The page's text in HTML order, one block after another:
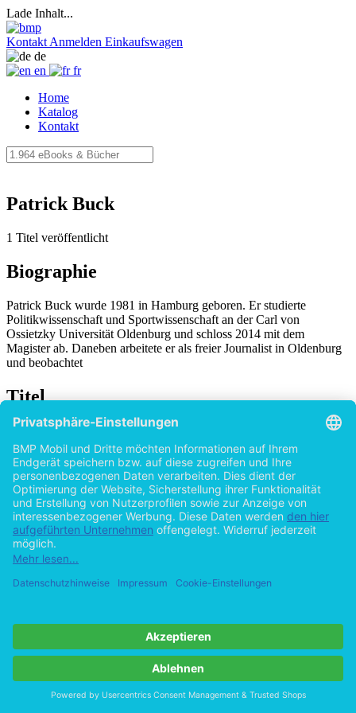
Lade Inhalt...
Kontakt Anmelden Einkaufswagen
de
en
fr
Home
Katalog
Kontakt
Patrick Buck
1 Titel veröffentlicht
Biographie
Patrick Buck wurde 1981 in Hamburg geboren. Er studierte
Politikwissenschaft und Sportwissenschaft an der Carl von
Ossietzky Universität Oldenburg und schloss 2014 mit dem
Magister ab. Daneben arbeitete er als freier Journalist in Oldenburg
und beobachtet
Titel
Bürgerhaushalte in Deutschland: Welche Rolle
spielen Geld, Verwaltung und Beteiligung?
vonPatrick Buck (Autor:in) 2015
©2014 Magisterarbeit 72 Seiten
Hilfe/FAQ
Impressum
Datenschutz
Copyright ©Imprint in der Bedey & Thoms Media GmbH powered
Cookie-Einstellungen